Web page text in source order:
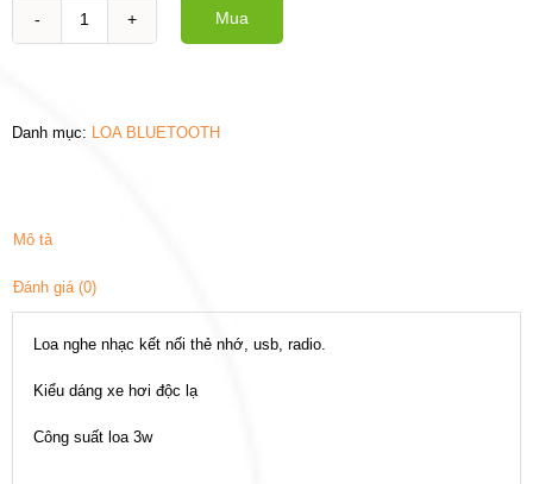
Loa
Burgati
Mua
Danh mục: LOA BLUETOOTH
Mô tả
Đánh giá (0)
Loa nghe nhạc kết nối thẻ nhớ, usb, radio.
Kiểu dáng xe hơi độc lạ
Công suất loa 3w